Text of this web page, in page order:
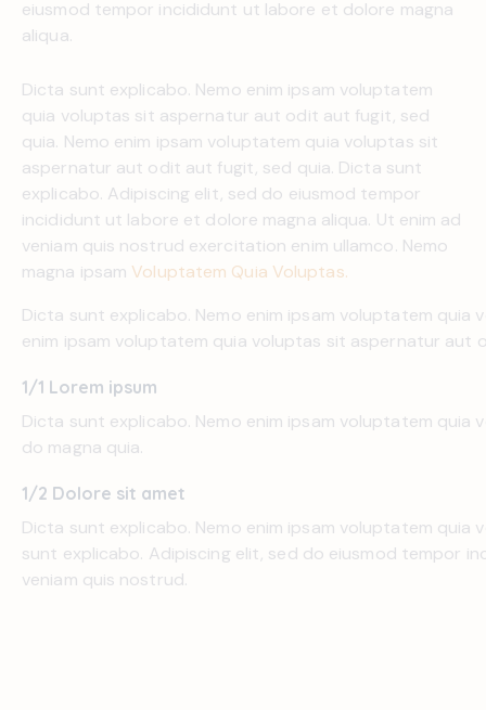
eiusmod tempor incididunt ut labore et dolore magna
aliqua.
Dicta sunt explicabo. Nemo enim ipsam voluptatem
quia voluptas sit aspernatur aut odit aut fugit, sed
quia. Nemo enim ipsam voluptatem quia voluptas sit
aspernatur aut odit aut fugit, sed quia. Dicta sunt
explicabo. Adipiscing elit, sed do eiusmod tempor
incididunt ut labore et dolore magna aliqua. Ut enim ad
veniam quis nostrud exercitation enim ullamco. Nemo
magna ipsam Voluptatem Quia Voluptas.
Dicta sunt explicabo. Nemo enim ipsam voluptatem
enim ipsam voluptatem quia voluptas sit aspernatur aut
1/1 Lorem ipsum
Dicta sunt explicabo. Nemo enim ipsam voluptatem
do magna quia.
1/2 Dolore sit amet
Dicta sunt explicabo. Nemo enim ipsam voluptatem
sunt explicabo. Adipiscing elit, sed do eiusmod tempor
veniam quis nostrud.